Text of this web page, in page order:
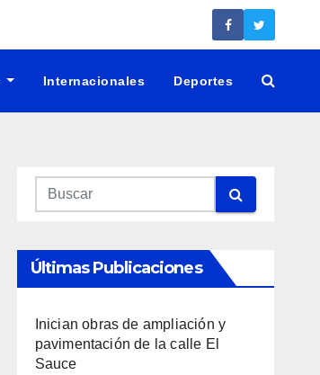
Internacionales Deportes
Últimas Publicaciones
Inician obras de ampliación y
pavimentación de la calle El
Sauce